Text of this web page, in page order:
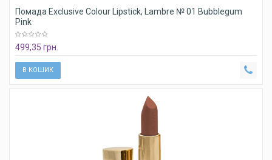
Помада Exclusive Colour Lipstick, Lambre № 01 Bubblegum
Pink
499,35 грн.
В КОШИК